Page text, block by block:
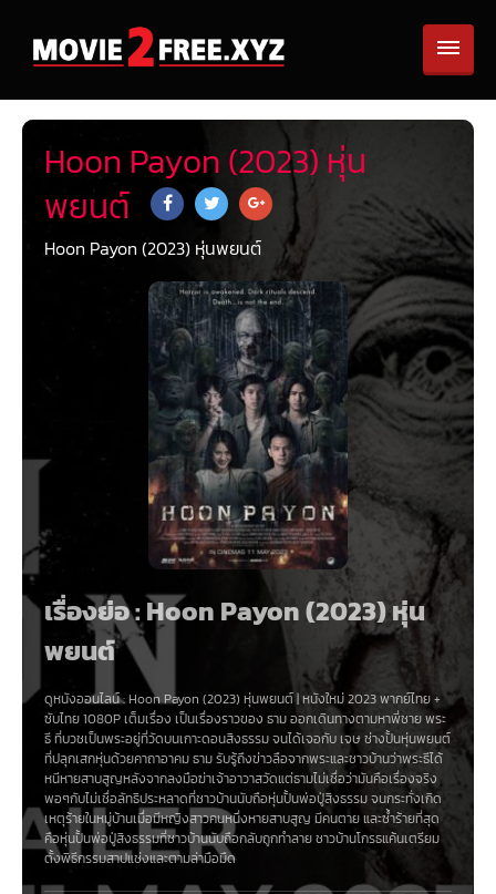
Hoon Payon (2023) หุ่น
พยนต์
Hoon Payon (2023) หุ่นพยนต์
เรื่องย่อ : Hoon Payon (2023) หุ่น
พยนต์
ดูหนังออนไลน์ :Hoon Payon (2023) หุ่นพยนต์|หนังใหม่ 2023พากย์ไทย +
ซับไทย 1080P เต็มเรื่อง เป็นเรื่องราวของ ธาม ออกเดินทางตามหาพี่ชาย พระ
ธี ที่บวชเป็นพระอยู่ที่วัดบนเกาะดอนสิงธรรม จนได้เจอกับ เจษ ช่างปั้นหุ่นพยนต์
ที่ปลุกเสกหุ่นด้วยคาถาอาคม ธาม รับรู้ถึงข่าวลือจากพระและชาวบ้านว่าพระธีได้
หนีหายสาบสูญหลังจากลงมือฆ่าเจ้าอาวาสวัดแต่ธามไม่เชื่อว่ามันคือเรื่องจริง
พอๆกับไม่เชื่อลัทธิประหลาดที่ชาวบ้านนับถือหุ่นปั้นพ่อปู่สิงธรรม จนกระทั่งเกิด
เหตุร้ายในหมู่บ้านเมื่อมีหญิงสาวคนหนึ่งหายสาบสูญ มีคนตาย และซ้ำร้ายที่สุด
คือหุ่นปั้นพ่อปู่สิงธรรมที่ชาวบ้านนับถือกลับถูกทำลาย ชาวบ้านโกรธแค้นเตรียม
ตั้งพิธีกรรมสาปแช่งและตามล่ามือมืด